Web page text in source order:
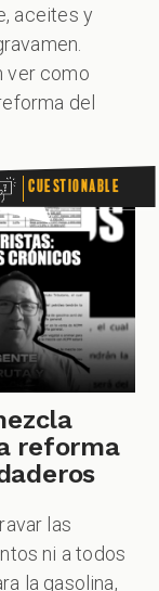
aceites y
ver como
del
Cuestionable
reforma
las
ni a todos
la gasolina,